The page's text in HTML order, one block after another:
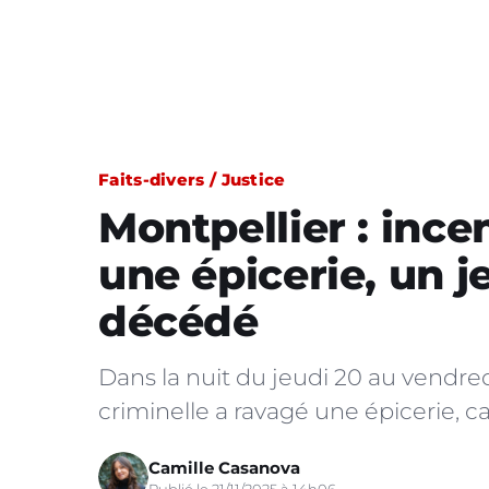
Faits-divers / Justice
Montpellier :
une épicerie, un
décédé
Dans la nuit du jeudi 20 au
criminelle a ravagé une épicerie,
Camille Casanova